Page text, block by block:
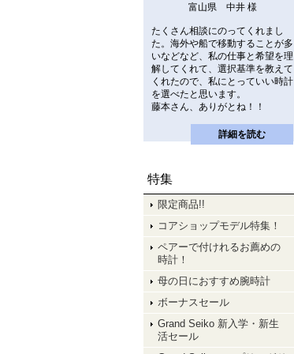
富山県 中井 様
たくさん相談にのってくれまし
た。海外や船で移動することが多
いなどなど、私の仕事と希望を理
解してくれて、選択基準を教えて
くれたので、私にとっていい時計
を選べたと思います。
藤本さん、ありがとね！！
詳細を読む
特集
限定商品!!
コアショップモデル特集！
ペアーで付けれるお薦めの
時計！
母の日におすすめ腕時計
ボーナスセール
Grand Seiko 新入学・新生
活セール